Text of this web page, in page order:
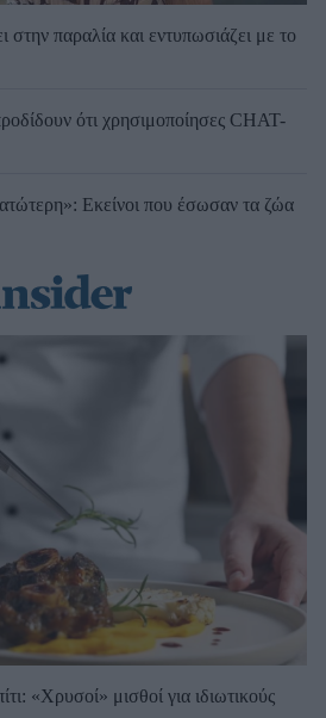
παραλία και εντυπωσιάζει με το
ότι χρησιμοποίησες CHAT-
Εκείνοι που έσωσαν τα ζώα
«Χρυσοί» μισθοί για ιδιωτικούς